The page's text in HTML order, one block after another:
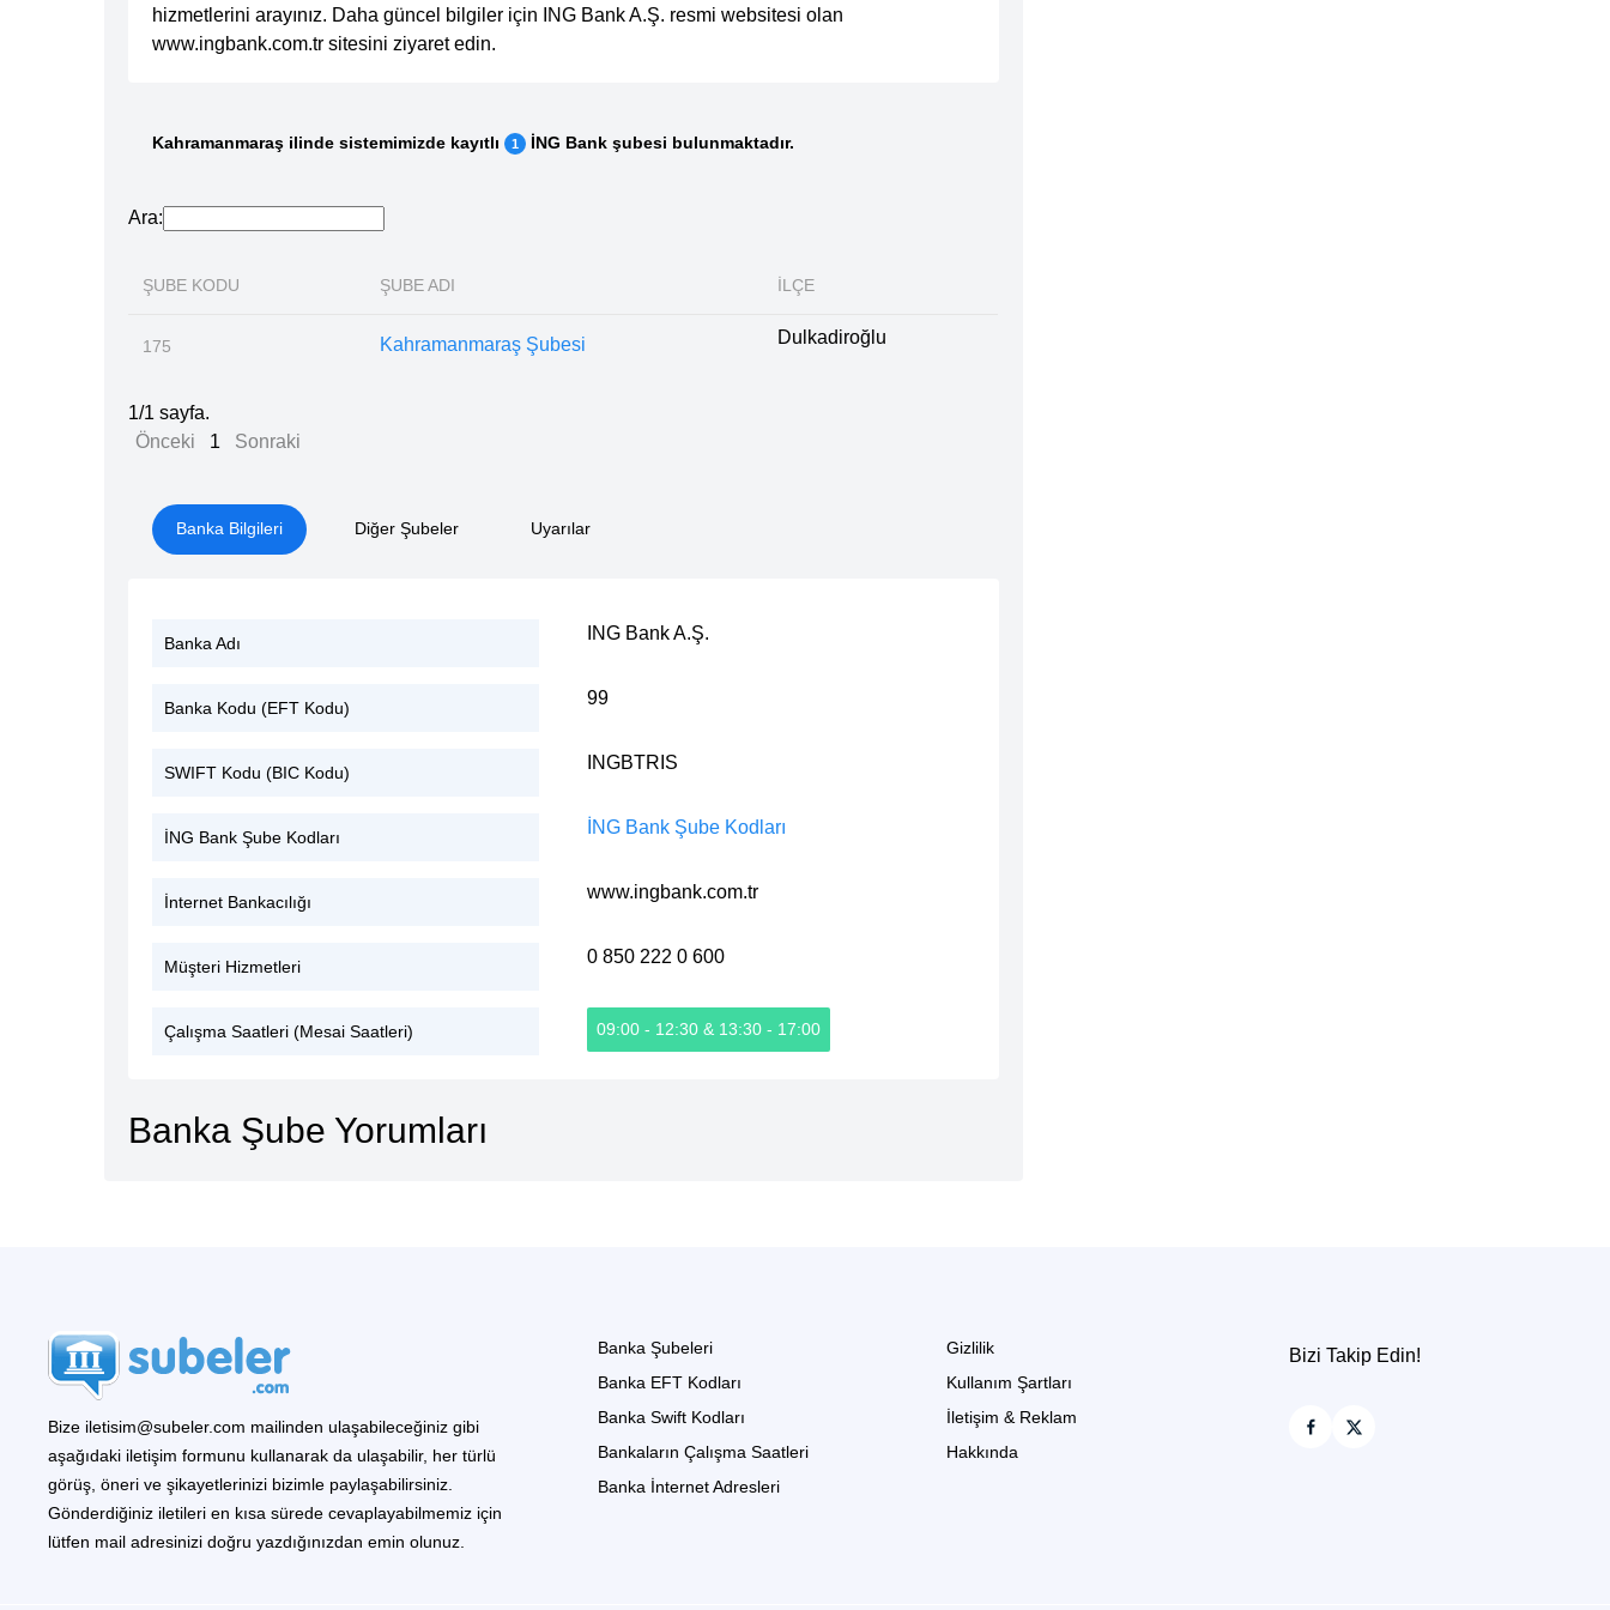
hizmetlerini arayınız. Daha güncel bilgiler için ING Bank A.Ş. resmi websitesi olan
www.ingbank.com.tr sitesini ziyaret edin.
Kahramanmaraş ilinde sistemimizde kayıtlı 1 İNG Bank şubesi bulunmaktadır.
Ara:
ŞUBE KODU ŞUBE ADI İLÇE
175 Kahramanmaraş Şubesi Dulkadiroğlu
1/1 sayfa.
Önceki
1 Sonraki
Banka Bilgileri Diğer Şubeler Uyarılar
Banka Adı ING Bank A.Ş.
Banka Kodu (EFT Kodu) 99
SWIFT Kodu (BIC Kodu) INGBTRIS
İNG Bank Şube Kodları İNG Bank Şube Kodları
İnternet Bankacılığı www.ingbank.com.tr
Müşteri Hizmetleri 0 850 222 0 600
Çalışma Saatleri (Mesai Saatleri) 09:00 - 12:30 & 13:30 - 17:00
Banka Şube Yorumları
Bize iletisim@subeler.com mailinden ulaşabileceğiniz gibi
aşağıdaki iletişim formunu kullanarak da ulaşabilir, her türlü
görüş, öneri ve şikayetlerinizi bizimle paylaşabilirsiniz.
Gönderdiğiniz iletileri en kısa sürede cevaplayabilmemiz için
lütfen mail adresinizi doğru yazdığınızdan emin olunuz.
Banka Şubeleri
Banka EFT Kodları
Banka Swift Kodları
Bankaların Çalışma Saatleri
Banka İnternet Adresleri
Gizlilik
Kullanım Şartları
İletişim & Reklam
Hakkında
Bizi Takip Edin!